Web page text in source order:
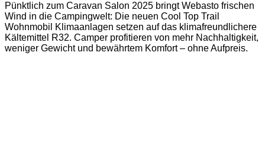
Pünktlich zum Caravan Salon 2025 bringt Webasto frischen
Wind in die Campingwelt: Die neuen Cool Top Trail
Wohnmobil Klimaanlagen setzen auf das klimafreundlichere
Kältemittel R32. Camper profitieren von mehr Nachhaltigkeit,
weniger Gewicht und bewährtem Komfort – ohne Aufpreis.